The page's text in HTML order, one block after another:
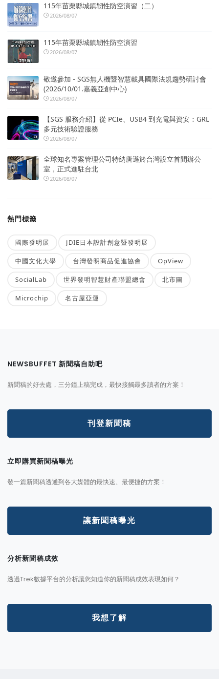
115年苗栗縣城鎮韌性防空演習（二）
2026/08/07
115年苗栗縣城鎮韌性防空演習
2026/08/07
敬邀參加 - SGS無人機暨智慧載具國際法規趨勢研討會
(2026/10/01.嘉義亞創中心)
2026/08/07
【SGS 服務介紹】從 PCIe、USB4 到充電與資安：GRL
多元技術驗證服務
2026/08/07
全球知名專案管理公司特納唐遜於台灣設立首間辦公
室，正式進駐台北
2026/08/07
熱門標籤
國際發明展 JDIE日本設計創意暨發明展
中國文化大學 台灣發明商品促進協會 OpView
SocialLab 世界發明智慧財產聯盟總會 北市圖
Microchip 名古屋亞運
NEWSBUFFET 新聞稿自助吧
新聞稿的好去處，三分鐘上稿完成，最快接觸最多讀者的方案！
刊登新聞稿
立即購買新聞稿曝光
發一篇新聞稿透通到各大媒體的最快速、最便捷的方案！
讓新聞稿曝光
分析新聞稿成效
透過Trek數據平台的分析讓您知道你的新聞稿成效表現如何？
我想了解